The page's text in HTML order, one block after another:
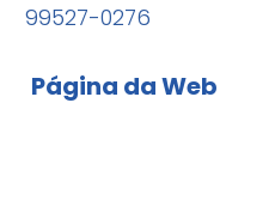
99527-0276
Página da Web